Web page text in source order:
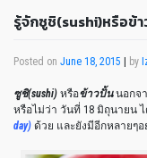
รู้จักซูชิ(sushi)หรือข้
Posted on June 18, 2015 by
ซูชิ(sushi) หรือข้าวปั้นนอกจ
หรือไม่ว่า วันที่ 18 มิถุนายน
day) ด้วย และยังมีอีกหลายๆอ